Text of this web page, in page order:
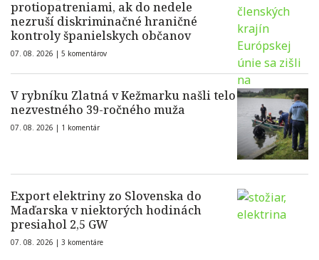
protiopatreniami, ak do nedele
nezruší diskriminačné hraničné
kontroly španielskych občanov
07. 08. 2026 | 5 komentárov
V rybníku Zlatná v Kežmarku našli telo
nezvestného 39-ročného muža
07. 08. 2026 | 1 komentár
Export elektriny zo Slovenska do
Maďarska v niektorých hodinách
presiahol 2,5 GW
07. 08. 2026 | 3 komentáre